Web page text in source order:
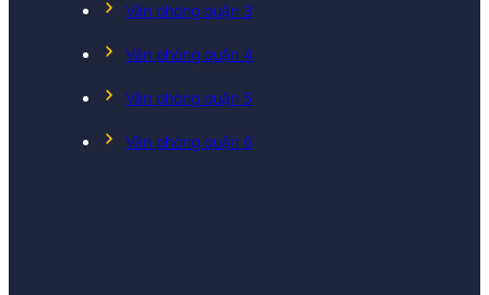
Văn phòng quận 3
Văn phòng quận 4
Văn phòng quận 5
Văn phòng quận 6